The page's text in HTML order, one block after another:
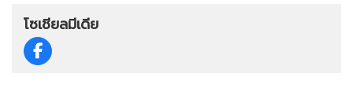
โซเชียลมีเดีย